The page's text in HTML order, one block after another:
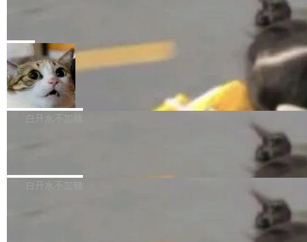
是把这段空隙补上。 回退到任何一次编辑：Delt
aDB 捕获 commit 之间的每一次操作，...
微软同期总资本开支的四成。 与亚马逊、Alpha
bet、微软以及 Meta 等传统科技巨头相比，Spa
ceXAI的资金消耗速度尤为引人瞩目。然而，支
撑庞大支出的资金来源却呈现出截然不同的面
貌。数据显示，微软和 Meta 主要依托充沛的经
一个在终端里运行的编程 agent；Muse Spark
1.2，驱动这个 agent 的新模型。一句话概括：
你可以用 curl -fsSL https://dev.meta.ai/install.
sh | bash 安装一个能在大项目里自动规划、写
代码、验证结果的 AI 终端工具。 据介绍，Muse
个主 agent 循环，外加一组后台 agent。这些后
局
美团开源 LoHoSearch，用知识图谱校
准 AI 能力认知
机器出题的前提，是让机器拥有全局视野。整个
构建流程可以分为四个环节：建图 → 控制难度
白开水不加糖
库，并将作为transport接入Mooncake TENT。
白开水不加糖